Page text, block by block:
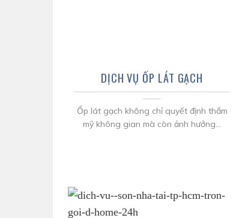
DỊCH VỤ ỐP LÁT GẠCH
Ốp lát gạch không chỉ quyết định thẩm
mỹ không gian mà còn ảnh hưởng...